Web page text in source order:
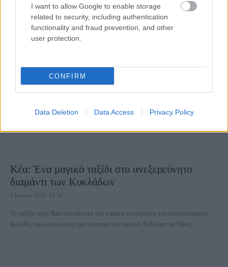
I want to allow Google to enable storage
related to security, including authentication
functionality and fraud prevention, and other
user protection.
CONFIRM
Data Deletion Data Access Privacy Policy
Η Σπάρτη είναι ένας από εκείνους τους προορισμούς που δεν προσπαθούν να
σε εντυπωσιάσουν με την πρώτη ματιά. Δεν έχει την τουριστική ένταση
άλλων...
Κέα: Ένα μαγικό ταξίδι στο ανεξερεύνητο
διαμάντι των Κυκλάδων
3 Ιουνίου 2026, 13:36
Το ταξίδι στην Κέα ξεκινά από την καρδιά του νησιού, την ατμοσφαιρική
Ιουλίδα, που είναι και η πρωτεύουσα του νησιού. Η Χώρα της Τζιας,...